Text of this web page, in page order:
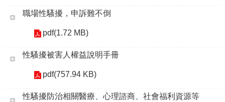
職場性騷擾，申訴難不倒
pdf(1.72 MB)
性騷擾被害人權益說明手冊
pdf(757.94 KB)
性騷擾防治相關醫療、心理諮商、社會福利資源等